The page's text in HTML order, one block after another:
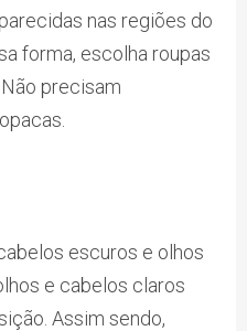
nas regiões do
forma, escolha roupas
precisam
escuros e olhos
e cabelos claros
Assim sendo,